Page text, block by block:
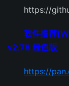
https://
软件推荐
v2.78 绿色版
https://